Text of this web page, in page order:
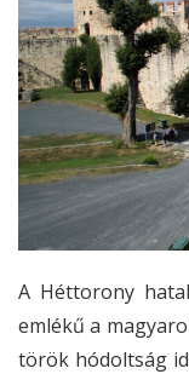
A Héttorony
emlékű a
török hódoltság